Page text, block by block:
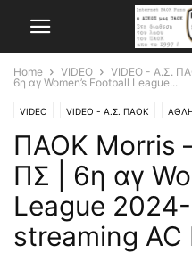
Home VIDEO VIDEO - Α.Σ.
6η αγ Women’s Football League...
VIDEO VIDEO - Α.Σ. ΠΑΟΚ
ΠΑΟΚ Morris
ΠΣ | 6η αγ
League
streaming AC